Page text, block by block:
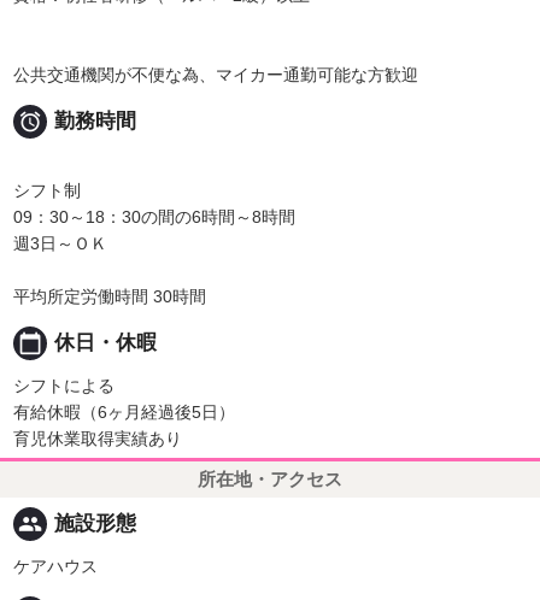
公共交通機関が不便な為、マイカー通勤可能な方歓迎
 勤務時間
シフト制
09：30～18：30の間の6時間～8時間
週3日～ＯＫ
平均所定労働時間 30時間
calendar_today 休日・休暇
シフトによる
有給休暇（6ヶ月経過後5日）
育児休業取得実績あり
所在地・アクセス
people 施設形態
ケアハウス